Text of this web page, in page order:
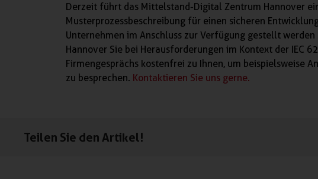
Derzeit führt das Mittelstand-Digital Zentrum Hannover
Musterprozessbeschreibung für einen sicheren
Unternehmen im Anschluss zur Verfügung gestellt
Hannover Sie bei Herausforderungen im Kontext der IEC
Firmengesprächs kostenfrei zu Ihnen, um beispielsweise
zu besprechen. Kontaktieren Sie uns gerne.
Teilen Sie den Artikel!